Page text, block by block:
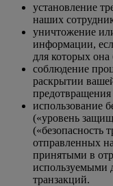
установление
наших
уничтожение
информации,
для которых она
соблюдение
раскрытии
использование
(«уровень
(«безопасность
отправленных
принятыми в
используемыми
транзакций.